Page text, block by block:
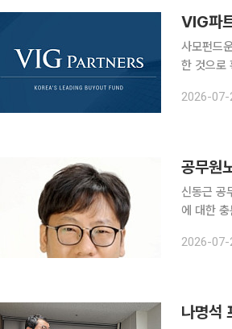
VIG파
사모펀드
한 것으로
업계에 따
2026-07-
공무원
신동근 공
에 대한 충분한 검증
는 자조기
2026-07-